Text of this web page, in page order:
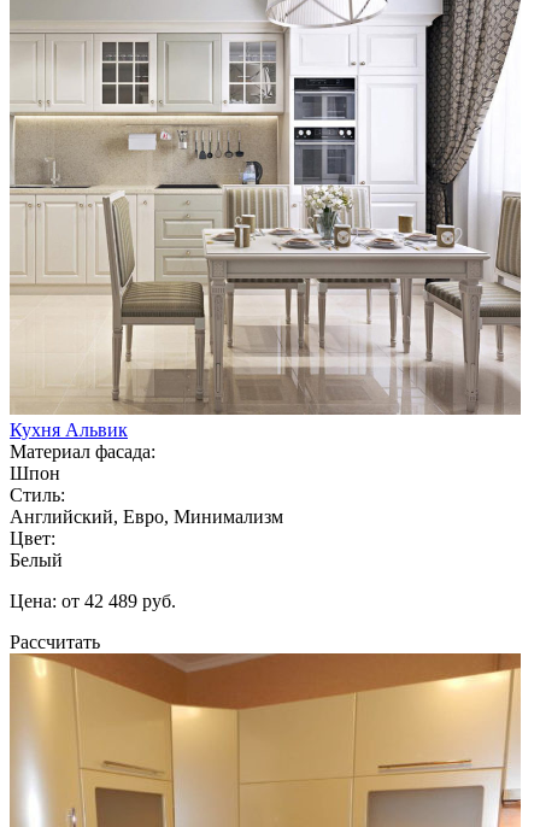
Кухня Альвик
Материал фасада:
Шпон
Стиль:
Английский, Евро, Минимализм
Цвет:
Белый
Цена: от 42 489 руб.
Рассчитать